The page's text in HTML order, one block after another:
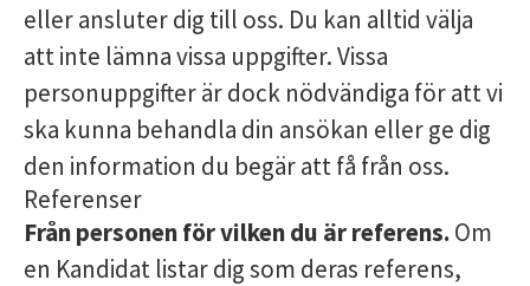
eller ansluter dig till oss. Du kan alltid välja
att inte lämna vissa uppgifter. Vissa
personuppgifter är dock nödvändiga för att vi
ska kunna behandla din ansökan eller ge dig
den information du begär att få från oss.
Referenser
Från personen för vilken du är referens. Om
en Kandidat listar dig som deras referens,